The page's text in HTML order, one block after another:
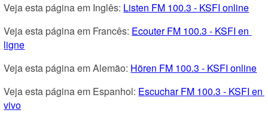
Veja esta página em Inglês: Listen FM 100.3 - KSFI online
Veja esta página em Francês: Ecouter FM 100.3 - KSFI en
ligne
Veja esta página em Alemão: Hören FM 100.3 - KSFI online
Veja esta página em Espanhol: Escuchar FM 100.3 - KSFI en
vivo